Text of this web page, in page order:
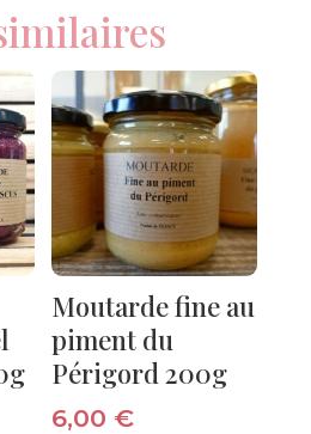
Moutarde fine au
piment du
Périgord 200g
6,00 €